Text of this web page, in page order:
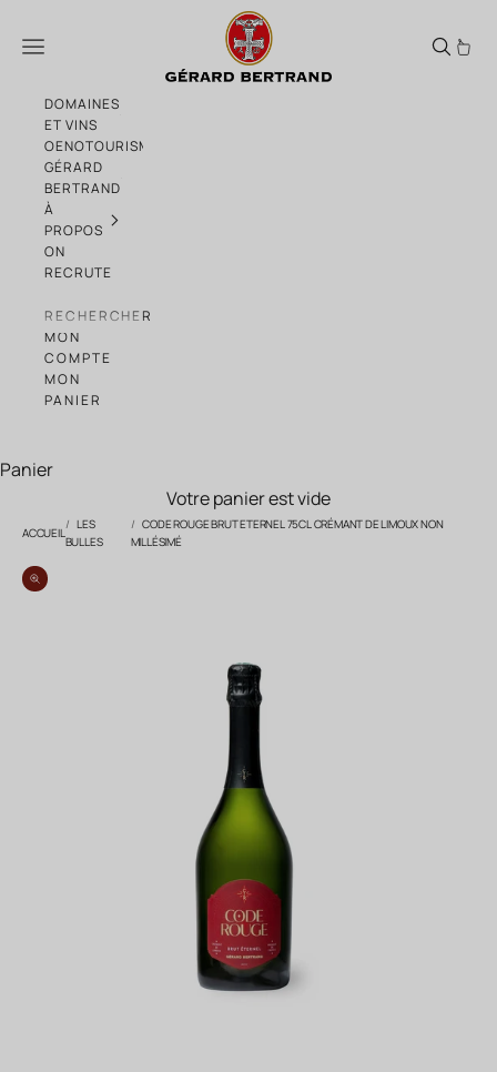
Code Rouge Blanc de Blancs Crémant
Menu
DOMAINES
ET VINS
OENOTOURISME
GÉRARD
BERTRAND
À
PROPOS
ON
RECRUTE
RECHERCHER
MON
COMPTE
MON
PANIER
Panier
Votre panier est vide
ACCUEIL
LES
BULLES
CODE ROUGE BRUT ETERNEL 75CL CRÉMANT DE LIMOUX NON
MILLÉSIMÉ
Zoomer sur l'image